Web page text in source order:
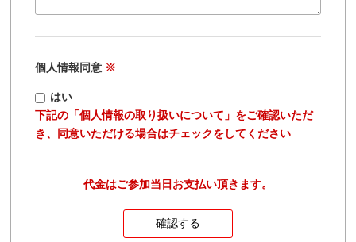
個人情報同意 ※
はい
下記の「個人情報の取り扱いについて」をご確認いただ
き、同意いただける場合はチェックをしてください
代金はご参加当日お支払い頂きます。